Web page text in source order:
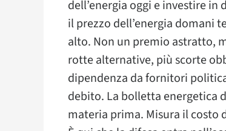
dell’energia oggi e investire in
il prezzo dell’energia domani
alto. Non un premio astratto,
rotte alternative, più scorte
dipendenza da fornitori
debito. La bolletta energetica
materia prima. Misura il costo